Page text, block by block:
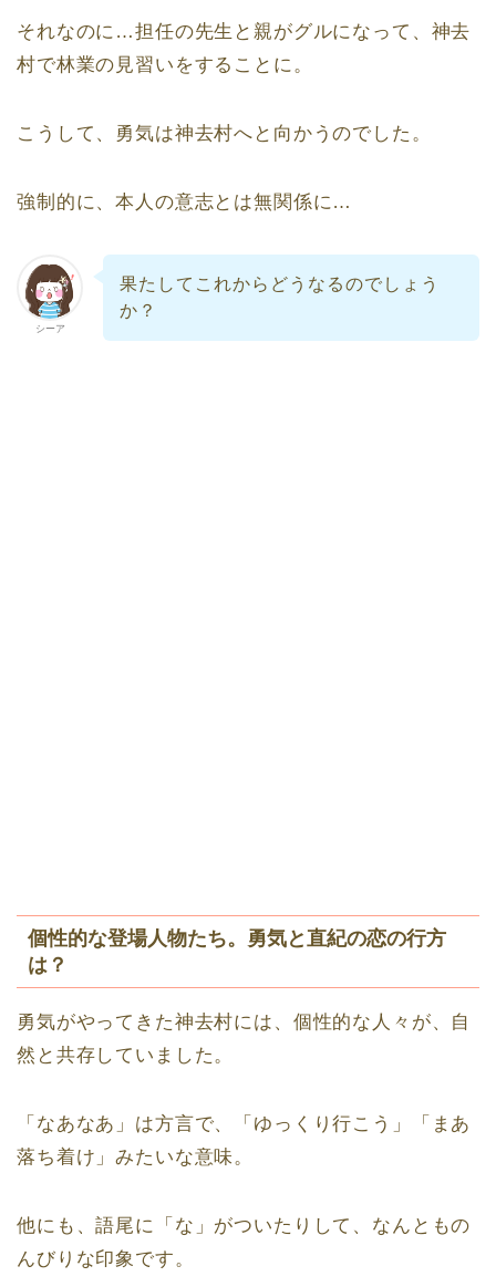
それなのに…担任の先生と親がグルになって、神去
村で林業の見習いをすることに。
こうして、勇気は神去村へと向かうのでした。
強制的に、本人の意志とは無関係に…
シーア
果たしてこれからどうなるのでしょう
か？
個性的な登場人物たち。勇気と直紀の恋の行方
は？
勇気がやってきた神去村には、個性的な人々が、自
然と共存していました。
「なあなあ」は方言で、「ゆっくり行こう」「まあ
落ち着け」みたいな意味。
他にも、語尾に「な」がついたりして、なんともの
んびりな印象です。